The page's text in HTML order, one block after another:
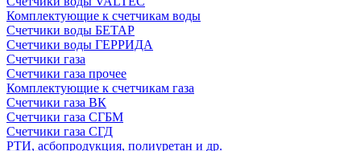
Комплектующие к счетчикам воды
Счетчики воды БЕТАР
Счетчики воды ГЕРРИДА
Счетчики газа
Счетчики газа прочее
Комплектующие к счетчикам газа
Счетчики газа ВК
Счетчики газа СГБМ
Счетчики газа СГД
РТИ, асбопродукция, полиуретан и др.